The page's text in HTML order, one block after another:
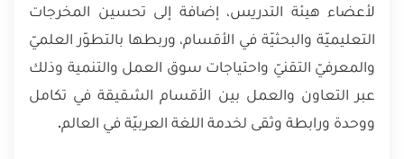
لأعضاء هيئة التدريس، إضافة إلى تحسين المخرجات
التعليميّة والبحثيّة في الأقسام، وربطها بالتطوّر العلميّ
والمعرفيّ التقنيّ واحتياجات سوق العمل والتنمية وذلك
عبر التعاون والعمل بين الأقسام الشقيقة في تكامل
ووحدة ورابطة وثقى لخدمة اللغة العربيّة في العالم.